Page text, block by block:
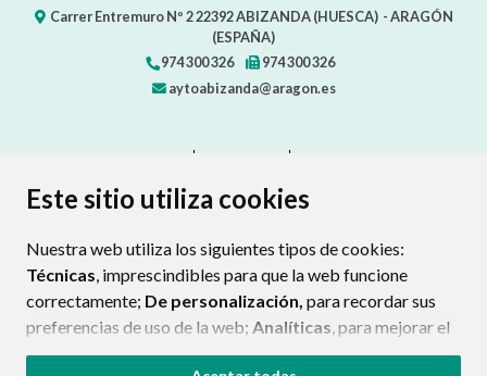
Este sitio utiliza cookies
Nuestra web utiliza los siguientes tipos de cookies:
Técnicas, imprescindibles para que la web funcione
correctamente; De personalización, para recordar sus
preferencias de uso de la web; Analíticas, para mejorar el
funcionamiento de la web y sus servicios.
Carrer Entremuro Nº 222392ABIZANDA (HUESCA) - ARAGÓN
(ESPAÑA)
974 300 326
974 300 326
aytoabizanda@aragon.es
PROTECCIÓN DE DATOS
POLÍTICA DE COOKIES